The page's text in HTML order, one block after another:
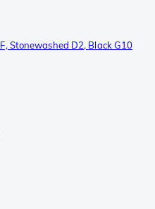
Stonewashed D2, Black G10